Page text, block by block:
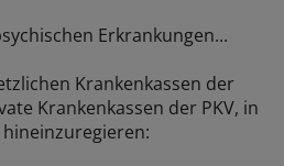
Erkrankungen...
Krankenkassen der
Krankenkassen der PKV, in